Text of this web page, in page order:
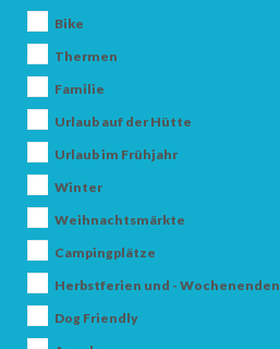
Bike
Thermen
Familie
Urlaub auf der Hütte
Urlaub im Frühjahr
Winter
Weihnachtsmärkte
Campingplätze
Herbstferien und - Wochenenden
Dog Friendly